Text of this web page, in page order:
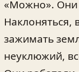
«Можно». Они
Наклоняться,
зажимать
неуклюжий,